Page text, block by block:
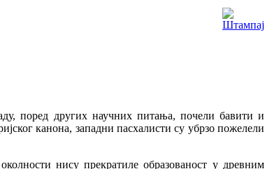
поред других научних питања, почели бавити и
канона, западни пасхалисти су убрзо пожелели
нису прекратиле образованост у древним